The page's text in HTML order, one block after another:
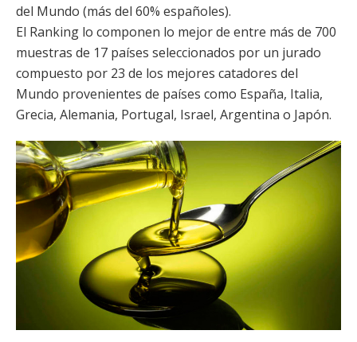
del Mundo (más del 60% españoles).
El Ranking lo componen lo mejor de entre más de 700
muestras de 17 países seleccionados por un jurado
compuesto por 23 de los mejores catadores del
Mundo provenientes de países como España, Italia,
Grecia, Alemania, Portugal, Israel, Argentina o Japón.